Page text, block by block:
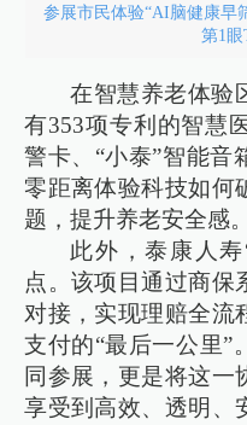
参展市民体验“AI脑健康早
第1
在智慧养老体验
有353项专利的智慧
警卡、“小泰”智能音
零距离体验科技如何
题，提升养老安全感。
此外，泰康人
点。该项目通过商保
对接，实现理赔全流
支付的“最后一公里”
同参展，更是将这一
享受到高效、透明、